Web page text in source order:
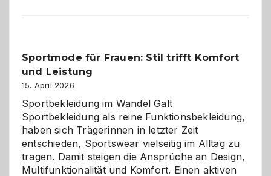
gegen
Chaos
Sportmode für Frauen: Stil trifft Komfort
und Leistung
15. April 2026
Sportbekleidung im Wandel Galt
Sportbekleidung als reine Funktionsbekleidung,
haben sich Trägerinnen in letzter Zeit
entschieden, Sportswear vielseitig im Alltag zu
tragen. Damit steigen die Ansprüche an Design,
Multifunktionalität und Komfort. Einen aktiven